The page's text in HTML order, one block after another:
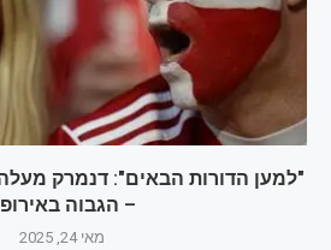
– הגבוה
מאי 24, 2025